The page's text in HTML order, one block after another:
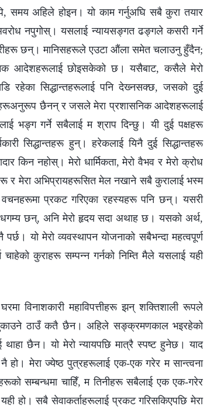
समय अहिले होइन। यो काम गर्नुअघि सबै कुरा तयार
नपुगोस्। यसलाई न्यायसङ्गत ढङ्गले कसरी गर्ने
छन्। मानिसहरूले एउटा औंला समेत चलाउनु हुँदैन;
आदेशहरूलाई छोइसकेको छ। यसैबाट, कसैले मेरो
रहेका सिद्धान्तहरूलाई पनि देख्‍नसक्छ, जसको दुई
छैनन् र जसले मेरा प्रशासनिक आदेशहरूलाई
भङ्ग गर्ने सबैलाई म श्राप दिन्छु। यी दुई पक्षहरू
सिद्धान्तहरू हुन्। हरेकलाई यिनै दुई सिद्धान्तहरू
किन नहोस्। मेरो धार्मिकता, मेरो वैभव र मेरो क्रोध
र मेरा अभिप्रायहरूसित मेल नखाने सबै कुरालाई भस्म
प्रकट गरिएका रहस्यहरू पनि छन्। यसरी
छन्, अनि मेरो हृदय सदा अथाह छ। यसको अर्थ,
यो मेरो व्यवस्थापन योजनाको सबैभन्दा महत्वपूर्ण
कुराहरू सम्पन्न गर्नको निम्ति मैले यसलाई यही
विनाशकारी महाविपत्तीहरू झन् शक्तिशाली रूपले
ठाउँ कतै छैन। अहिले सङ्क्रमणकाल भइरहेको
छैन। यो मेरो न्यायपछि मात्रै स्पष्ट हुनेछ। याद
हो। मेरा ज्येष्ठ पुत्रहरूलाई एक-एक गरेर म सान्त्वना
सम्बन्धमा चाहिँ, म तिनीहरू सबैलाई एक एक-गरेर
हो। सबै सेवाकर्ताहरूलाई प्रकट गरिसकिएपछि मेरा